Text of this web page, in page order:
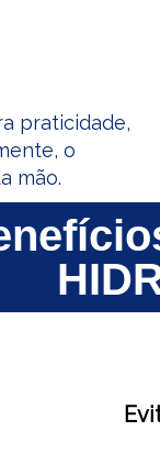
praticidade,
o
mão.